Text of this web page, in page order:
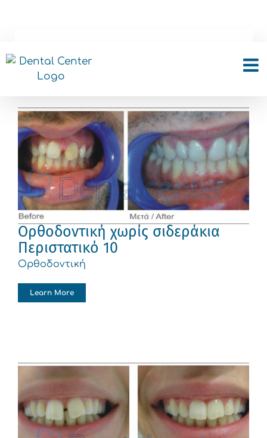
Ορθοδοντική
Ορθοδοντική χωρίς σιδεράκια
Περιστατικό 10
Ορθοδοντική
Learn More